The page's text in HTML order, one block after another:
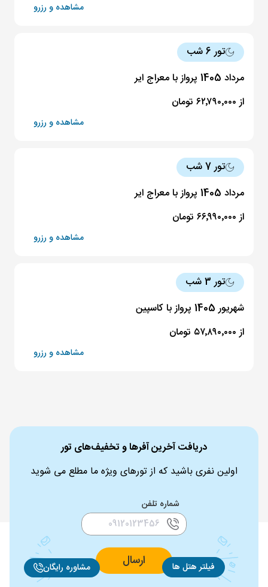
فیلتر هتل ها
مشاهده و رزرو
تور 6 شب
مرداد 1405 پرواز با معراج ایر
از ۶۲٬۷۹۰٬۰۰۰ تومان
مشاهده و رزرو
تور 7 شب
مرداد 1405 پرواز با معراج ایر
از ۶۶٬۹۹۰٬۰۰۰ تومان
مشاهده و رزرو
تور 3 شب
شهریور 1405 پرواز با کاسپین
از ۵۷٬۸۹۰٬۰۰۰ تومان
مشاهده و رزرو
مشاوره رایگان
دریافت آخرین آفرها و تخفیف‌های تور
اولین نفری باشید که از تورهای ویژه ما مطلع می شوید
شماره تلفن
ارسال